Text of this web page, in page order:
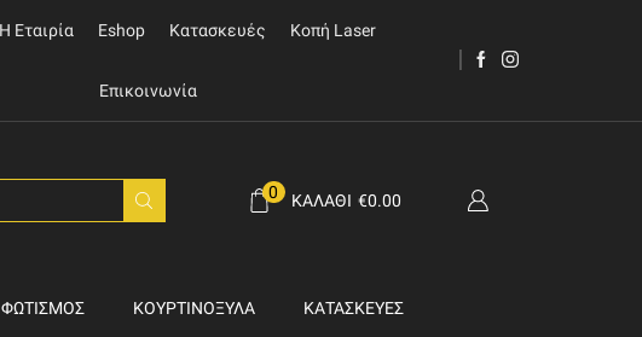
Η Εταιρία Eshop Κατασκευές Κοπή Laser
Επικοινωνία
0 ΚΑΛΆΘΙ €0.00
ΚΟΥΡΤΙΝΌΞΥΛΑ ΚΑΤΑΣΚΕΥΈΣ